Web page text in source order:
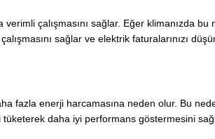
çalışmasını sağlar. Eğer klimanızda bu
sağlar ve elektrik faturalarınızı
fazla enerji harcamasına neden olur. Bu
daha iyi performans göstermesini